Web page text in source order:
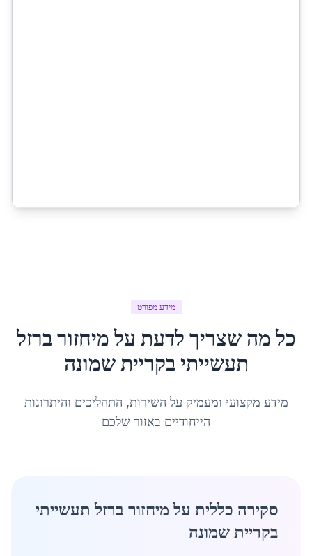
מידע מפורט
כל מה שצריך לדעת עלמיחזור ברזל
תעשייתיבקריית שמונה
מידע מקצועי ומעמיק על השירות, התהליכים והיתרונות
הייחודיים באזור שלכם
סקירה כללית על מיחזור ברזל תעשייתי
בקריית שמונה